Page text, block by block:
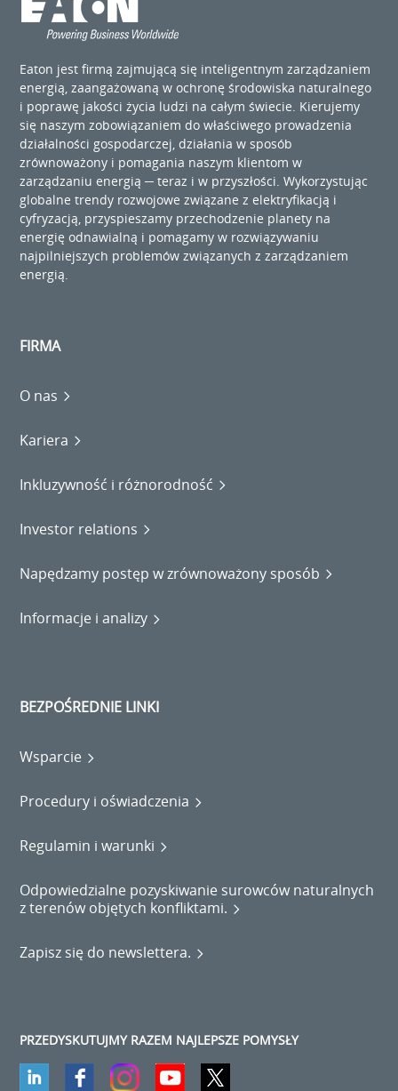
Eaton jest firmą zajmującą się inteligentnym zarządzaniem
energią, zaangażowaną w ochronę środowiska naturalnego
i poprawę jakości życia ludzi na całym świecie. Kierujemy
się naszym zobowiązaniem do właściwego prowadzenia
działalności gospodarczej, działania w sposób
zrównoważony i pomagania naszym klientom w
zarządzaniu energią ─ teraz i w przyszłości. Wykorzystując
globalne trendy rozwojowe związane z elektryfikacją i
cyfryzacją, przyspieszamy przechodzenie planety na
energię odnawialną i pomagamy w rozwiązywaniu
najpilniejszych problemów związanych z zarządzaniem
energią.
FIRMA
O nas
Kariera
Inkluzywność i różnorodność
Investor relations
Napędzamy postęp w zrównoważony sposób
Informacje i analizy
BEZPOŚREDNIE LINKI
Wsparcie
Procedury i oświadczenia
Regulamin i warunki
Odpowiedzialne pozyskiwanie surowców naturalnych
z terenów objętych konfliktami.
Zapisz się do newslettera.
PRZEDYSKUTUJMY RAZEM NAJLEPSZE POMYSŁY